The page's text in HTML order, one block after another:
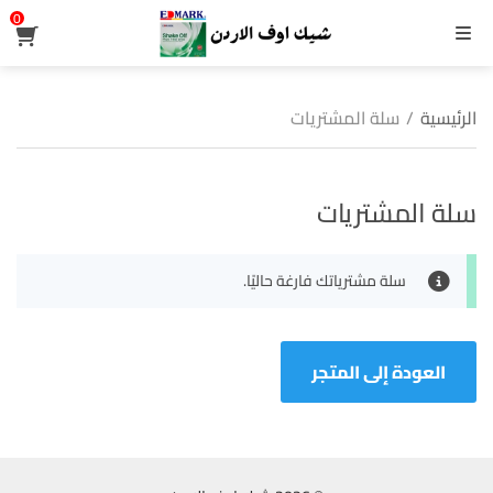
القائمة
0
الرئيسية / سلة المشتريات
سلة المشتريات
سلة مشترياتك فارغة حاليًا.
العودة إلى المتجر